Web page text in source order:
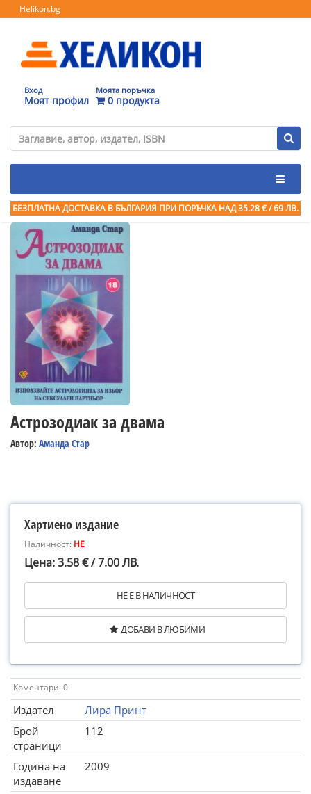
Helikon.bg
Вход
Моят профил
Моята поръчка
0 продукта
БЕЗПЛАТНА ДОСТАВКА В БЪЛГАРИЯ ПРИ ПОРЪЧКА НАД 35.28 € / 69 ЛВ.
Астрозодиак за двама
Автор: Аманда Стар
Хартиено издание
Наличност: НЕ
Цена: 3.58 € / 7.00 ЛВ.
НЕ Е В НАЛИЧНОСТ
ДОБАВИ В ЛЮБИМИ
Коментари: 0
Издател
Лира Принт
Брой
страници
112
Година на
издаване
2009